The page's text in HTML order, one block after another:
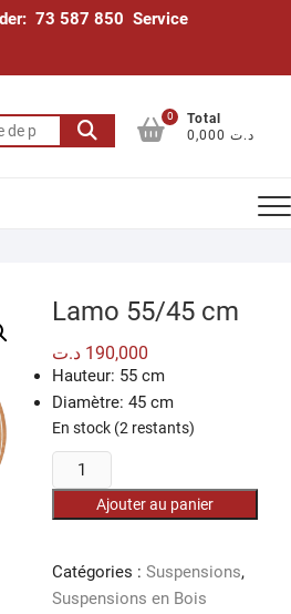
73 587 850 Service
Recherche
pour :
0
Total
0,000 د.ت
Lamo 55/45 cm
190,000 د.ت
Hauteur: 55 cm
Diamètre: 45 cm
En stock (2 restants)
quantité
de
Lamo
cm
Ajouter au panier
Catégories : Suspensions,
Suspensions en Bois